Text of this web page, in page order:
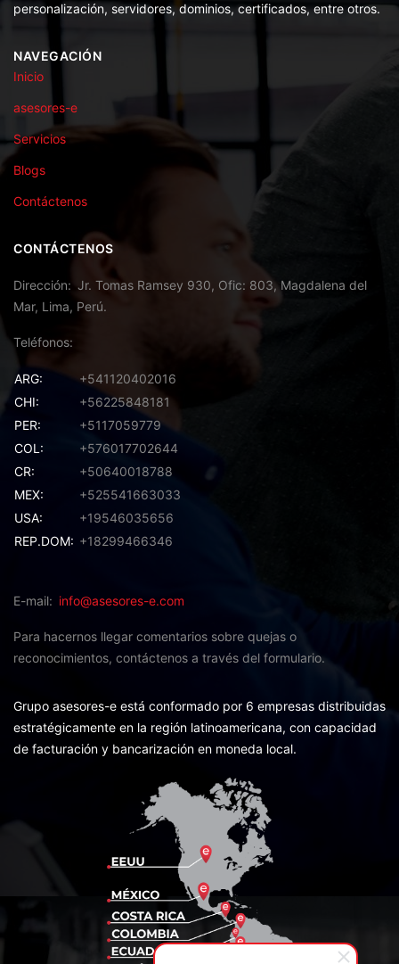
personalización, servidores, dominios, certificados, entre otros.
NAVEGACIÓN
Inicio
asesores-e
Servicios
Blogs
Contáctenos
CONTÁCTENOS
Dirección
Jr. Tomas Ramsey 930, Ofic: 803, Magdalena del
Mar, Lima, Perú.
Teléfonos
ARG:
+541120402016
CHI:
+56225848181
PER:
+5117059779
COL:
+576017702644
CR:
+50640018788
MEX:
+525541663033
USA:
+19546035656
REP.DOM: +18299466346
E-mail info@asesores-e.com
Para hacernos llegar comentarios sobre quejas o
reconocimientos, contáctenos a través del formulario.
Grupo asesores-e está conformado por 6 empresas distribuidas
estratégicamente en la región latinoamericana, con capacidad
de facturación y bancarización en moneda local.